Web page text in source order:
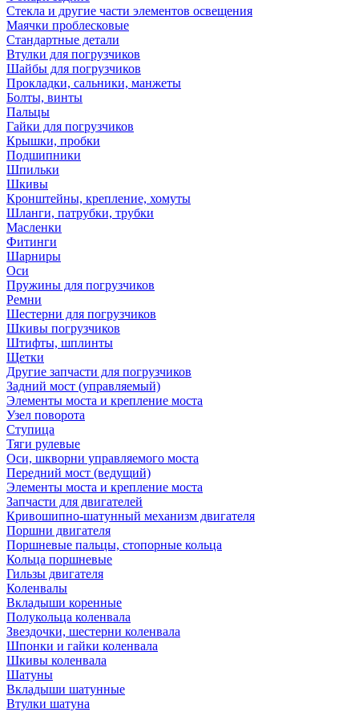
Стекла и другие части элементов освещения
Маячки проблесковые
Стандартные детали
Втулки для погрузчиков
Шайбы для погрузчиков
Прокладки, сальники, манжеты
Болты, винты
Пальцы
Гайки для погрузчиков
Крышки, пробки
Подшипники
Шпильки
Шкивы
Кронштейны, крепление, хомуты
Шланги, патрубки, трубки
Масленки
Фитинги
Шарниры
Оси
Пружины для погрузчиков
Ремни
Шестерни для погрузчиков
Шкивы погрузчиков
Штифты, шплинты
Щетки
Другие запчасти для погрузчиков
Задний мост (управляемый)
Элементы моста и крепление моста
Узел поворота
Ступица
Тяги рулевые
Оси, шкворни управляемого моста
Передний мост (ведущий)
Элементы моста и крепление моста
Запчасти для двигателей
Кривошипно-шатунный механизм двигателя
Поршни двигателя
Поршневые пальцы, стопорные кольца
Кольца поршневые
Гильзы двигателя
Коленвалы
Вкладыши коренные
Полукольца коленвала
Звездочки, шестерни коленвала
Шпонки и гайки коленвала
Шкивы коленвала
Шатуны
Вкладыши шатунные
Втулки шатуна